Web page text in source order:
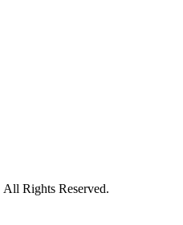
Rights Reserved.